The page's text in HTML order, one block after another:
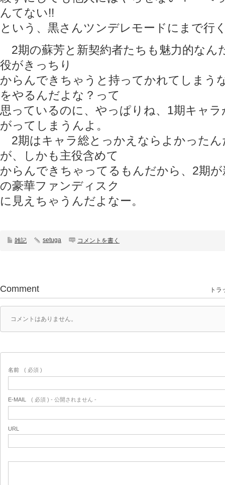
んてない!!
という、黒さんツンデレモードにまで
2期の蘇芳と新契約者たちも魅力的なん
役がきっちり
からんできちゃうと持ってかれてしまう
をやるんだよな？って
思っているのに、やっぱりね、1期キャ
がってしまうんよ。
2期はキャラ総とっかえならよかったん
が、しかも主役含めて
からんできちゃってるもんだから、2期
の豪華ファンディスク
に見えちゃうんだよなー。
雑記 setuga コメントを書く
Comment トラ
コメントはありません。
名前 ( 必須 )
E-MAIL ( 必須 ) - 公開されません -
URL